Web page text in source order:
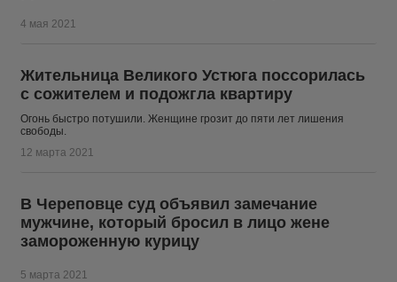
4 мая 2021
Жительница Великого Устюга поссорилась
с сожителем и подожгла квартиру
Огонь быстро потушили. Женщине грозит до пяти лет лишения
свободы.
12 марта 2021
В Череповце суд объявил замечание
мужчине, который бросил в лицо жене
замороженную курицу
5 марта 2021